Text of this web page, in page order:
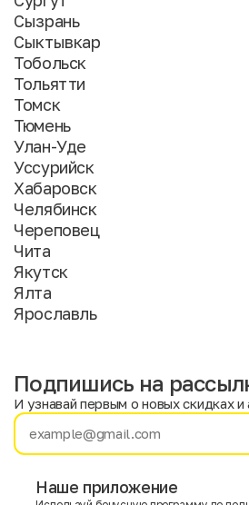
Сызрань
Сыктывкар
Тобольск
Тольятти
Томск
Тюмень
Улан-Уде
Уссурийск
Хабаровск
Челябинск
Череповец
Чита
Якутск
Ялта
Ярославль
Имя
Подпишись на
И узнавай первым о новых скидках и
Наше приложение